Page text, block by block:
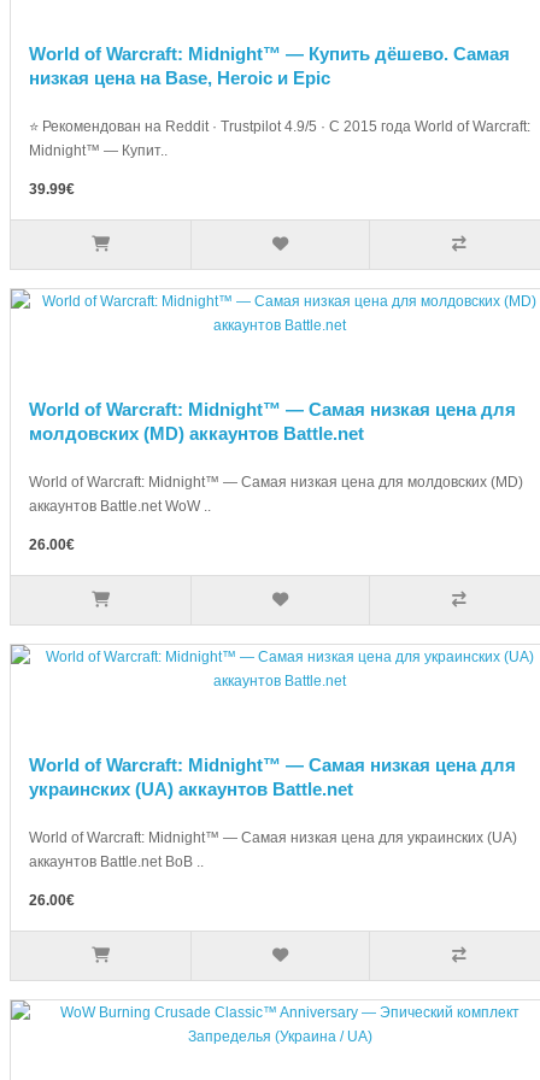
World of Warcraft: Midnight™ — Купить дёшево. Самая
низкая цена на Base, Heroic и Epic
⭐ Рекомендован на Reddit · Trustpilot 4.9/5 · С 2015 года World of Warcraft:
Midnight™ — Купит..
39.99€
World of Warcraft: Midnight™ — Самая низкая цена для
молдовских (MD) аккаунтов Battle.net
World of Warcraft: Midnight™ — Самая низкая цена для молдовских (MD)
аккаунтов Battle.net WoW ..
26.00€
World of Warcraft: Midnight™ — Самая низкая цена для
украинских (UA) аккаунтов Battle.net
World of Warcraft: Midnight™ — Самая низкая цена для украинских (UA)
аккаунтов Battle.net ВоВ ..
26.00€